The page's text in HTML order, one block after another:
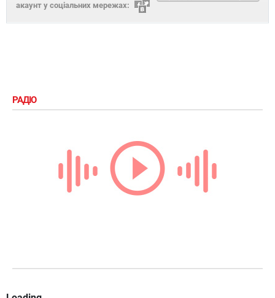
акаунт у соціальних мережах:
РАДІО